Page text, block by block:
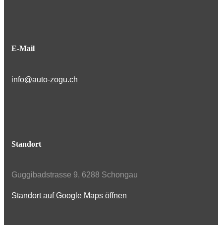
E-Mail
info@auto-zogu.ch
Standort
Guggibadstrasse 9, 6288 Schongau
Standort auf Google Maps öffnen